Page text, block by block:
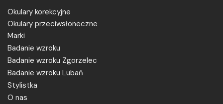
Okulary korekcyjne
Okulary przeciwsłoneczne
Marki
Badanie wzroku
Badanie wzroku Zgorzelec
Badanie wzroku Lubań
Stylistka
O nas